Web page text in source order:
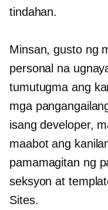
tindahan.
Minsan, gusto ng
personal na
tumutugma ang
mga
isang developer,
maabot ang
pamamagitan ng
seksyon at
Sites.